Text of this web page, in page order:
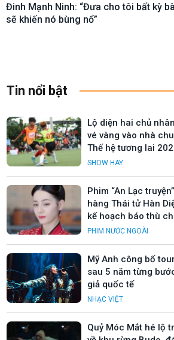
Đinh Mạnh Ninh: “Đưa cho tôi bất kỳ
sẽ khiến nó bùng nổ”
Tin nổi bật
Lộ diện hai chủ
vé vàng vào nhà
Thế hệ tương lai
SHOW HAY
Phim “An Lạc
hàng Thái tử Hàn
kế hoạch báo thù
PHIM NƯỚC NGOÀI
Mỹ Anh công bố
sau 5 năm từng
giả quốc tế
NHẠC VIỆT
Quỷ Móc Mắt hé lộ